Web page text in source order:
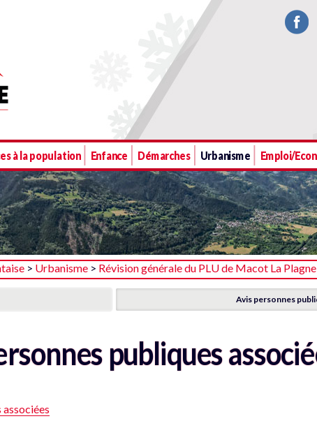
à la population Enfance Démarches Urbanisme Emploi/
> Urbanisme > Révision générale du PLU de Macot La Plagne
Avis personnes
publiques